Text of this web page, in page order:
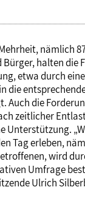
nämlich
halten die
etwa durch
die
Auch die
zeitlicher
Unterstützung.
Tag erleben,
wird
Umfrage
Ulrich